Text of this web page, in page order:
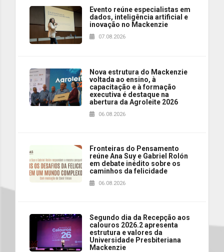
Evento reúne especialistas em
dados, inteligência artificial e
inovação no Mackenzie
07.08.2026
Nova estrutura do Mackenzie
voltada ao ensino, à
capacitação e à formação
executiva é destaque na
abertura da Agroleite 2026
06.08.2026
Fronteiras do Pensamento
reúne Ana Suy e Gabriel Rolón
em debate inédito sobre os
caminhos da felicidade
06.08.2026
Segundo dia da Recepção aos
calouros 2026.2 apresenta
estrutura e valores da
Universidade Presbiteriana
Mackenzie